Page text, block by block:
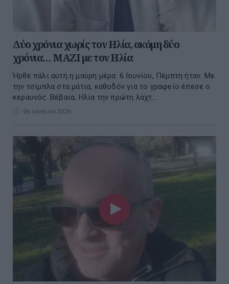
Δύο χρόνια χωρίς τον Ηλία, ακόμη δύο
χρόνια… MAZI με τον Ηλία
Ήρθε πάλι αυτή η μαύρη μέρα. 6 Ιουνίου, Πέμπτη ήταν. Με
την τσίμπλα στα μάτια, καθοδόν για το γραφείο έπεσε ο
κεραυνός. Βέβαια, Ηλία την πρώτη λαχτ...
06 Ιουνίου 2026